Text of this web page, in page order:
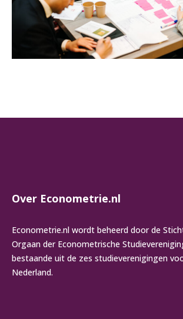
Over Econometrie.nl
Econometrie.nl wordt beheerd door de
Orgaan der Econometrische
bestaande uit de zes studieverenigingen
Nederland.